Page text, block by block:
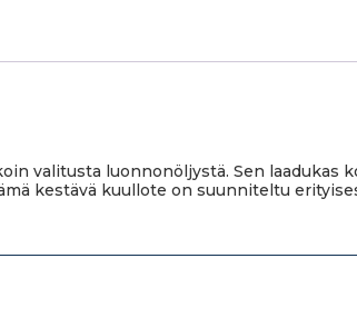
valitusta luonnonöljystä. Sen laadukas
kestävä kuullote on suunniteltu